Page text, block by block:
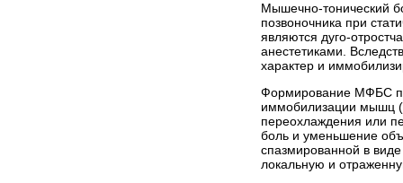
Мышечно-тонический
позвоночника при
являются дуго-
анестетиками.
характер и
Формирование МФБС
иммобилизации мышц
переохлаждения или
боль и уменьшение
спазмированной в
локальную и